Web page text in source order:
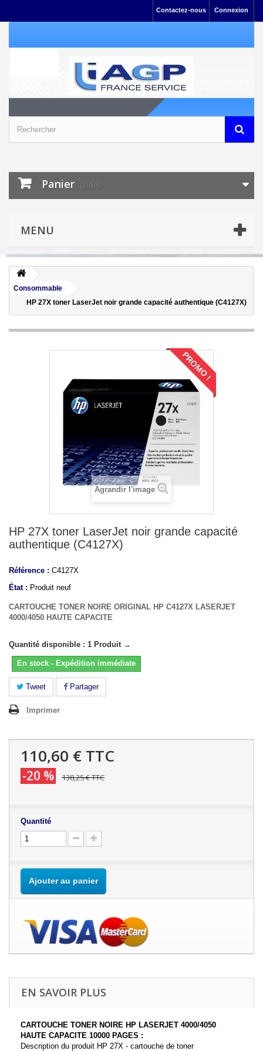
Connexion
Contactez-nous
Panier (vide)
MENU
Consommable
HP 27X toner LaserJet noir grande capacité authentique (C4127X)
PROMO !
Agrandir l'image
HP 27X toner LaserJet noir grande capacité
authentique (C4127X)
Référence : C4127X
État : Produit neuf
CARTOUCHE TONER NOIRE ORIGINAL HP C4127X LASERJET
4000/4050 HAUTE CAPACITE
Quantité disponible : 1 Produit →
En stock - Expédition immédiate
Tweet Partager
Imprimer
110,60 € TTC
-20 % 138,25 €TTC
Quantité
Ajouter au panier
EN SAVOIR PLUS
CARTOUCHE TONER NOIRE HP LASERJET 4000/4050
HAUTE CAPACITE 10000 PAGES :
Description du produit HP 27X - cartouche de toner